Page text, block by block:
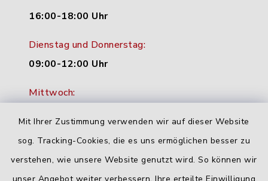
Mit Ihrer Zustimmung verwenden wir auf dieser Website
sog. Tracking-Cookies, die es uns ermöglichen besser zu
verstehen, wie unsere Website genutzt wird. So können wir
16:00-18:00 Uhr
Dienstag und Donnerstag:
09:00-12:00 Uhr
Mittwoch:
Freitag:
geschlossen